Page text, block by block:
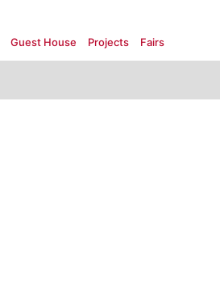
Guest House Projects Fairs